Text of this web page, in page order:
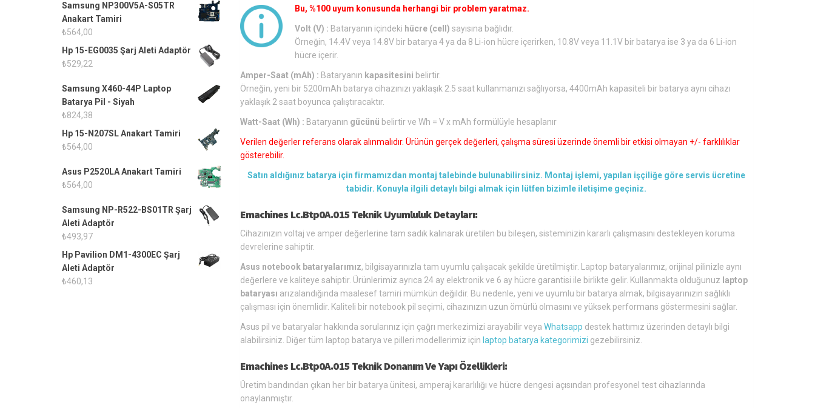
Bu, %100 uyum konusunda herhangi bir problem yaratmaz.
Volt (V) : Bataryanın içindeki hücre (cell) sayısına bağlıdır.
Örneğin, 14.4V veya 14.8V bir batarya 4 ya da 8 Li-ion hücre içerirken, 10.8V veya 11.1V bir batarya ise 3 ya da 6 Li-ion
hücre içerir.
Amper-Saat (mAh) : Bataryanın kapasitesini belirtir.
Örneğin, yeni bir 5200mAh batarya cihazınızı yaklaşık 2.5 saat kullanmanızı sağlıyorsa, 4400mAh kapasiteli bir batarya aynı cihazı
yaklaşık 2 saat boyunca çalıştıracaktır.
Watt-Saat (Wh) : Bataryanın gücünü belirtir ve Wh = V x mAh formülüyle hesaplanır
Verilen değerler referans olarak alınmalıdır. Ürünün gerçek değerleri, çalışma süresi üzerinde önemli bir etkisi olmayan +/- farklılıklar
gösterebilir.
Satın aldığınız batarya için firmamızdan montaj talebinde bulunabilirsiniz. Montaj işlemi, yapılan işçiliğe göre servis ücretine
tabidir. Konuyla ilgili detaylı bilgi almak için lütfen bizimle iletişime geçiniz.
Emachines Lc.Btp0A.015 Teknik Uyumluluk Detayları:
Cihazınızın voltaj ve amper değerlerine tam sadık kalınarak üretilen bu bileşen, sisteminizin kararlı çalışmasını destekleyen koruma
devrelerine sahiptir.
Asus notebook bataryalarımız, bilgisayarınızla tam uyumlu çalışacak şekilde üretilmiştir. Laptop bataryalarımız, orijinal pilinizle aynı
değerlere ve kaliteye sahiptir. Ürünlerimiz ayrıca 24 ay elektronik ve 6 ay hücre garantisi ile birlikte gelir. Kullanmakta olduğunuz laptop
bataryası arızalandığında maalesef tamiri mümkün değildir. Bu nedenle, yeni ve uyumlu bir batarya almak, bilgisayarınızın sağlıklı
çalışması için önemlidir. Kaliteli bir notebook pil seçimi, cihazınızın uzun ömürlü olmasını ve yüksek performans göstermesini sağlar.
Asus pil ve bataryalar hakkında sorularınız için çağrı merkezimizi arayabilir veya Whatsapp destek hattımız üzerinden detaylı bilgi
alabilirsiniz. Diğer tüm laptop batarya ve pilleri modellerimiz için laptop batarya kategorimizi gezebilirsiniz.
Emachines Lc.Btp0A.015 Teknik Donanım Ve Yapı Özellikleri:
Üretim bandından çıkan her bir batarya ünitesi, amperaj kararlılığı ve hücre dengesi açısından profesyonel test cihazlarında
onaylanmıştır.
Samsung NP300V5A-S05TR
Anakart Tamiri
₺564,00
Hp 15-EG0035 Şarj Aleti Adaptör
₺529,22
Samsung X460-44P Laptop
Batarya Pil - Siyah
₺824,38
Hp 15-N207SL Anakart Tamiri
₺564,00
Asus P2520LA Anakart Tamiri
₺564,00
Samsung NP-R522-BS01TR Şarj
Aleti Adaptör
₺493,97
Hp Pavilion DM1-4300EC Şarj
Aleti Adaptör
₺460,13